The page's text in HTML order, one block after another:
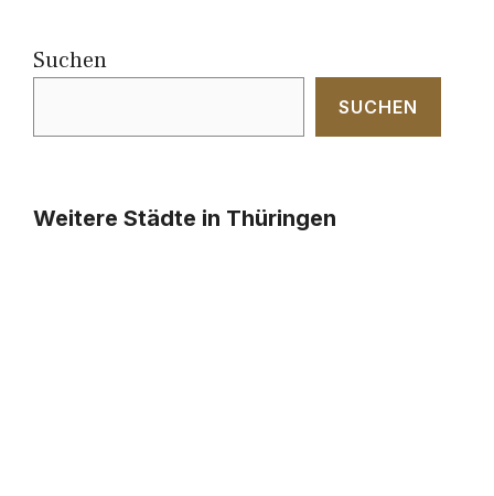
Suchen
SUCHEN
Weitere Städte in Thüringen